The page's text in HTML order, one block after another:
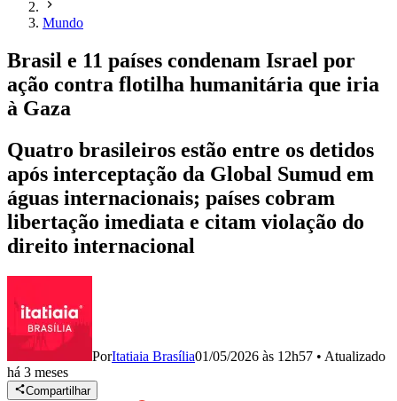
Mundo
Brasil e 11 países condenam Israel por
ação contra flotilha humanitária que iria
à Gaza
Quatro brasileiros estão entre os detidos
após interceptação da Global Sumud em
águas internacionais; países cobram
libertação imediata e citam violação do
direito internacional
PorItatiaia Brasília01/05/2026 às 12h57 • Atualizado
há 3 meses
Compartilhar